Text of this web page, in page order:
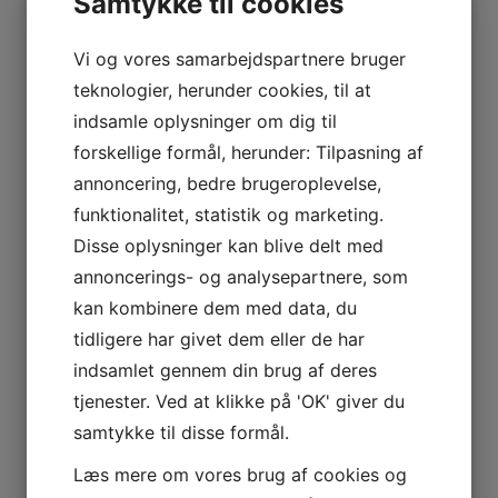
ting? Så syntes jeg at du skal læse med her!
Et af de helt gode Stempel
til dig
Det her med at få et Stempel til sin virksomhed
eller til noget andet. Det er noget som der godt kan
være svært at finde, og det er der mange gode
grunde til. Blandt andet så kan jeg sige dig, at
Vi og vores samarbejdspartnere bruger
teknologier, herunder cookies, til at
indsamle oplysninger om dig til
forskellige formål, herunder: Tilpasning af
annoncering, bedre brugeroplevelse,
funktionalitet, statistik og marketing.
Disse oplysninger kan blive delt med
annoncerings- og analysepartnere, som
kan kombinere dem med data, du
tidligere har givet dem eller de har
indsamlet gennem din brug af deres
tjenester. Ved at klikke på 'OK' giver du
samtykke til disse formål.
Læs mere om vores brug af cookies og